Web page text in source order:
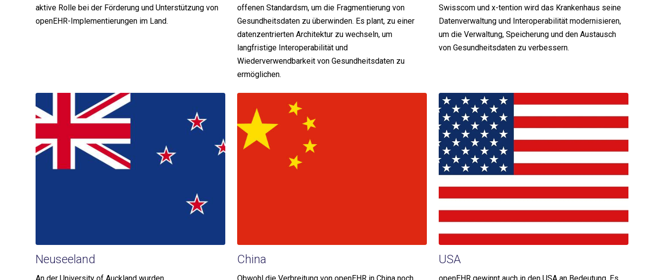
aktive Rolle bei der Förderung und Unterstützung von
openEHR-Implementierungen im Land.
offenen Standardsm, um die Fragmentierung von
Gesundheitsdaten zu überwinden. Es plant, zu einer
datenzentrierten Architektur zu wechseln, um
langfristige Interoperabilität und
Wiederverwendbarkeit von Gesundheitsdaten zu
ermöglichen.
Swisscom und x-tention wird das Krankenhaus seine
Datenverwaltung und Interoperabilität modernisieren,
um die Verwaltung, Speicherung und den Austausch
von Gesundheitsdaten zu verbessern.
Neuseeland
An der University of Auckland wurden
China
Obwohl die Verbreitung von openEHR in China noch
USA
openEHR gewinnt auch in den USA an Bedeutung. Es